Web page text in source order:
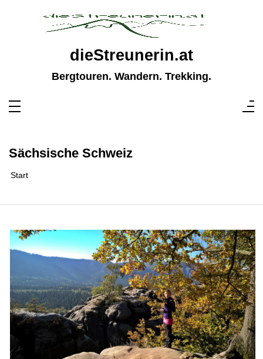
dieStreunerin.at
Bergtouren. Wandern. Trekking.
Sächsische Schweiz
Start